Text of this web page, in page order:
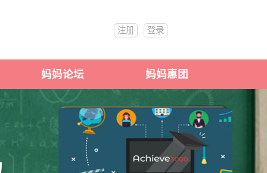
注册 登录
妈妈论坛 妈妈惠团